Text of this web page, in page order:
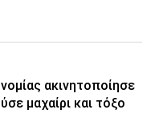
ακινητοποίησε
μαχαίρι και τόξο